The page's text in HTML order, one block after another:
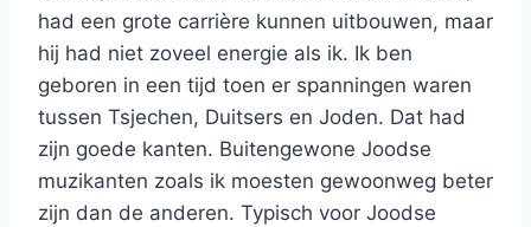
had een grote carrière kunnen uitbouwen, maar
hij had niet zoveel energie als ik. Ik ben
geboren in een tijd toen er spanningen waren
tussen Tsjechen, Duitsers en Joden. Dat had
zijn goede kanten. Buitengewone Joodse
muzikanten zoals ik moesten gewoonweg beter
zijn dan de anderen. Typisch voor Joodse